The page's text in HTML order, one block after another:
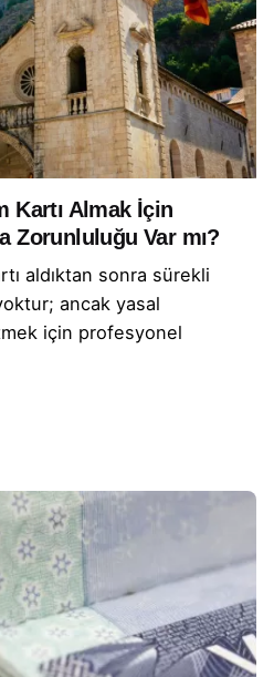
Kartı Almak İçin
Zorunluluğu Var mı?
aldıktan sonra sürekli
ancak yasal
için profesyonel